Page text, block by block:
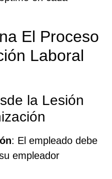
El Proceso
Laboral
la Lesión
: El empleado debe
empleador